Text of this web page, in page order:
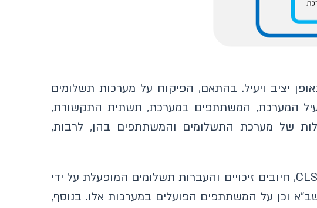
יציב ויעיל. בהתאם, הפיקוח על מערכות תשלומים
המערכת, המשתתפים במערכת, תשתית התקשורת,
של מערכת התשלומים והמשתתפים בהן, לרבות,
נכון למועד זה הפיקוח מיושם על חמש מערכות תשלומים מרכזיות הפועלות בשוק: זה"ב, CLS, חיובים זיכויים והעברות תשלומים המופעלת על ידי
וכן על המשתתפים הפועלים במערכות אלו. בנוסף,